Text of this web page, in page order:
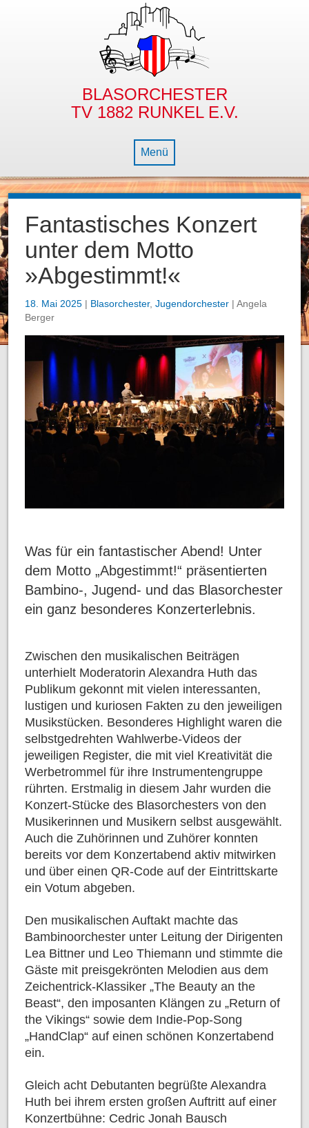
BLASORCHESTER
TV 1882 RUNKEL E.V.
Menü
NEWS
BLASORCHESTER
GESCHICHTE
DIRIGENT
MUSIKER
NACHWUCHS
BAMBINO- & JUGENDORCHESTER
AUSBILDUNG
MUSIKALISCHE FRÜHERZIEHUNG
BLOCKFLÖTE
PERCUSSION
INSTRUMENTAL
DIE BLECHBÜX’N
KONTAKT
Fantastisches Konzert
unter dem Motto
»Abgestimmt!«
18. Mai 2025 | Blasorchester, Jugendorchester | Angela
Berger
Was für ein fantastischer Abend! Unter
dem Motto „Abgestimmt!“ präsentierten
Bambino-, Jugend- und das Blasorchester
ein ganz besonderes Konzerterlebnis.
Zwischen den musikalischen Beiträgen
unterhielt Moderatorin Alexandra Huth das
Publikum gekonnt mit vielen interessanten,
lustigen und kuriosen Fakten zu den jeweiligen
Musikstücken. Besonderes Highlight waren die
selbstgedrehten Wahlwerbe-Videos der
jeweiligen Register, die mit viel Kreativität die
Werbetrommel für ihre Instrumentengruppe
rührten. Erstmalig in diesem Jahr wurden die
Konzert-Stücke des Blasorchesters von den
Musikerinnen und Musikern selbst ausgewählt.
Auch die Zuhörinnen und Zuhörer konnten
bereits vor dem Konzertabend aktiv mitwirken
und über einen QR-Code auf der Eintrittskarte
ein Votum abgeben.
Den musikalischen Auftakt machte das
Bambinoorchester unter Leitung der Dirigenten
Lea Bittner und Leo Thiemann und stimmte die
Gäste mit preisgekrönten Melodien aus dem
Zeichentrick-Klassiker „The Beauty an the
Beast“, den imposanten Klängen zu „Return of
the Vikings“ sowie dem Indie-Pop-Song
„HandClap“ auf einen schönen Konzertabend
ein.
Gleich acht Debutanten begrüßte Alexandra
Huth bei ihrem ersten großen Auftritt auf einer
Konzertbühne: Cedric Jonah Bausch